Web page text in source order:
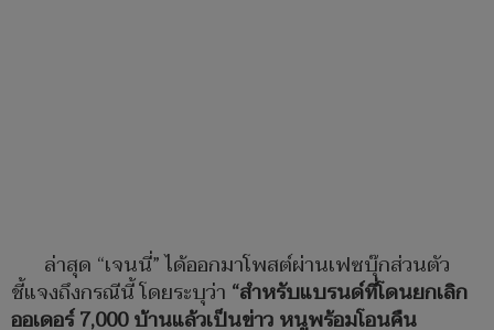
ล่าสุด “เจนนี่” ได้ออกมาโพสต์ผ่านเฟซบุ๊กส่วนตัว
ชี้แจงถึงกรณีนี้ โดยระบุว่า “สำหรับแบรนด์ที่โดนยกเลิก
ออเดอร์ 7,000 บ้านแล้วเป็นข่าว หนูพร้อมโอนคืน